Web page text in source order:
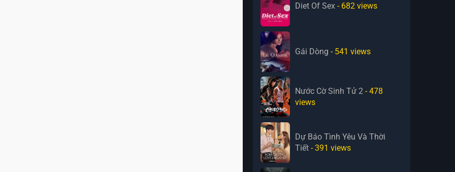
Diet Of Sex - 682 views
Gái Dòng - 541 views
Nước Cờ Sinh Tử 2 - 478
views
Dự Báo Tình Yêu Và Thời
Tiết - 391 views